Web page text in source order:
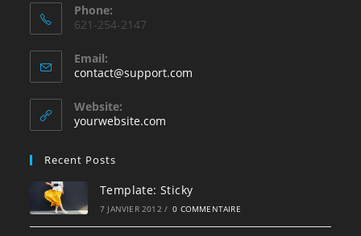
Phone:
621-254-2147
Email:
contact@support.com
Website:
yourwebsite.com
Recent Posts
Template: Sticky
7 JANVIER 2012 / 0 COMMENTAIRE